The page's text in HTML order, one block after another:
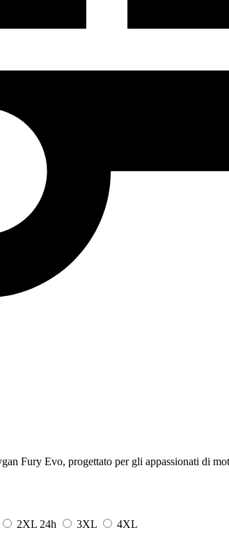
Fury Evo, progettato per gli appassionati di
2XL 24h 3XL
4XL